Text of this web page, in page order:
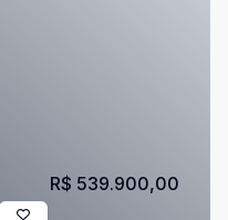
R$ 539.900,00